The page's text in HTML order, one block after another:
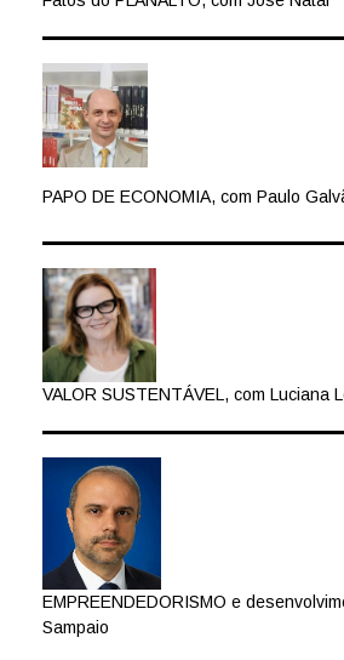
PAPO DE ECONOMIA, com Paulo
VALOR SUSTENTÁVEL, com Luciana
EMPREENDEDORISMO e
Sampaio